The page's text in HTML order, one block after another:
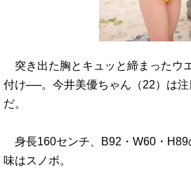
突き出た胸とキュッと締まったウ
付け──。今井美優ちゃん（22）は
だ。
身長160センチ、B92・W60・H89
味はスノボ。